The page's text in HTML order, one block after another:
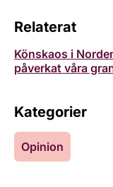
Relaterat
Könskaos i
påverkat våra
Kategorier
Opinion